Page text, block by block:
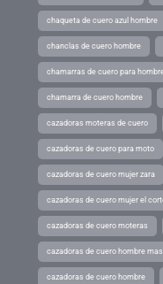
chaqueta de cuero azul hombre
chanclas de cuero hombre
chamarras de cuero para
chamarra de cuero hombre
cazadoras moteras de cuero
cazadoras de cuero para moto
cazadoras de cuero mujer zara
cazadoras de cuero mujer el
cazadoras de cuero moteras
cazadoras de cuero hombre
cazadoras de cuero hombre